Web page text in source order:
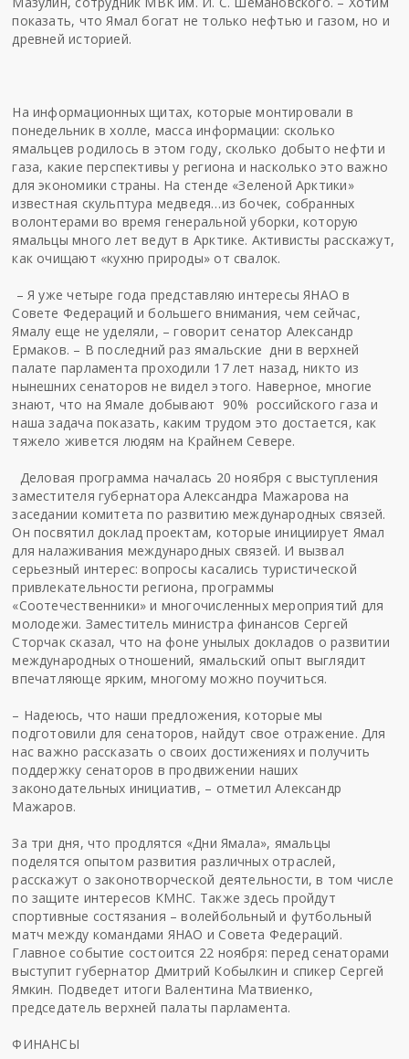
показать, что Ямал богат не только нефтью и газом, но и
древней историей.
На информационных щитах, которые монтировали в
понедельник в холле, масса информации: сколько
ямальцев родилось в этом году, сколько добыто нефти и
газа, какие перспективы у региона и насколько это важно
для экономики страны. На стенде «Зеленой Арктики»
известная скульптура медведя…из бочек, собранных
волонтерами во время генеральной уборки, которую
ямальцы много лет ведут в Арктике. Активисты расскажут,
как очищают «кухню природы» от свалок.
– Я уже четыре года представляю интересы ЯНАО в
Совете Федераций и большего внимания, чем сейчас,
Ямалу еще не уделяли, – говорит сенатор Александр
Ермаков. – В последний раз ямальские дни в верхней
палате парламента проходили 17 лет назад, никто из
нынешних сенаторов не видел этого. Наверное, многие
знают, что на Ямале добывают 90% российского газа и
наша задача показать, каким трудом это достается, как
тяжело живется людям на Крайнем Севере.
Деловая программа началась 20 ноября с выступления
заместителя губернатора Александра Мажарова на
заседании комитета по развитию международных связей.
Он посвятил доклад проектам, которые инициирует Ямал
для налаживания международных связей. И вызвал
серьезный интерес: вопросы касались туристической
привлекательности региона, программы
«Соотечественники» и многочисленных мероприятий для
молодежи. Заместитель министра финансов Сергей
Сторчак сказал, что на фоне унылых докладов о развитии
международных отношений, ямальский опыт выглядит
впечатляюще ярким, многому можно поучиться.
– Надеюсь, что наши предложения, которые мы
подготовили для сенаторов, найдут свое отражение. Для
нас важно рассказать о своих достижениях и получить
поддержку сенаторов в продвижении наших
законодательных инициатив, – отметил Александр
Мажаров.
За три дня, что продлятся «Дни Ямала», ямальцы
поделятся опытом развития различных отраслей,
расскажут о законотворческой деятельности, в том числе
по защите интересов КМНС. Также здесь пройдут
спортивные состязания – волейбольный и футбольный
матч между командами ЯНАО и Совета Федераций.
Главное событие состоится 22 ноября: перед сенаторами
выступит губернатор Дмитрий Кобылкин и спикер Сергей
Ямкин. Подведет итоги Валентина Матвиенко,
председатель верхней палаты парламента.
ФИНАНСЫ